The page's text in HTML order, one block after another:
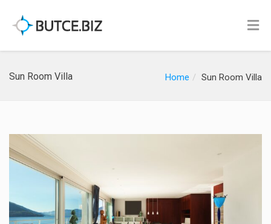
Sun Room Villa Home Sun Room Villa